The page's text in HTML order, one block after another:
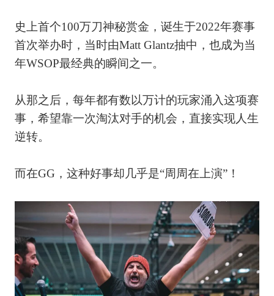
史上首个100万刀神秘赏金，诞生于2022年赛事
首次举办时，当时由Matt Glantz抽中，也成为当
年WSOP最经典的瞬间之一。
从那之后，每年都有数以万计的玩家涌入这项赛
事，希望靠一次淘汰对手的机会，直接实现人生
逆转。
而在GG，这种好事却几乎是“周周在上演”！